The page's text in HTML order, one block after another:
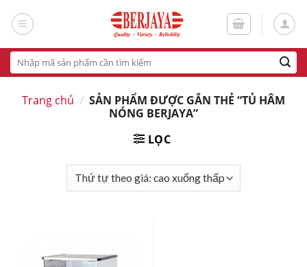
Tìm
kiếm:
Trang chủ / SẢN PHẨM ĐƯỢC GẮN THẺ “TỦ HÂM
NÓNG BERJAYA”
LỌC